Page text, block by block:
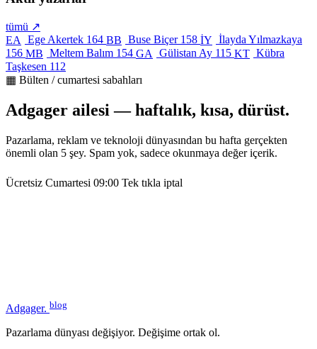
tümü ↗
EA
Ege Akertek 164 BB Buse Biçer 158 İY İlayda Yılmazkaya
156 MB Meltem Balım 154 GA Gülistan Ay 115 KT Kübra
Taşkesen 112
▦ Bülten / cumartesi sabahları
Adgager ailesi — haftalık, kısa, dürüst.
Pazarlama, reklam ve teknoloji dünyasından bu hafta gerçekten
önemli olan 5 şey. Spam yok, sadece okunmaya değer içerik.
Ücretsiz Cumartesi 09:00 Tek tıkla iptal
Adgager. blog
Pazarlama dünyası değişiyor. Değişime ortak ol.